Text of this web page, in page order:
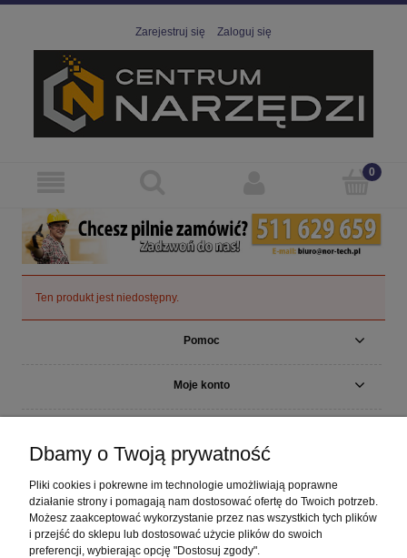
Zarejestruj się Zaloguj się
Ten produkt jest niedostępny.
Pomoc
Moje konto
O nas
Dbamy o Twoją prywatność
Pliki cookies i pokrewne im technologie umożliwiają poprawne
działanie strony i pomagają nam dostosować ofertę do Twoich potrzeb.
Możesz zaakceptować wykorzystanie przez nas wszystkich tych plików
i przejść do sklepu lub dostosować użycie plików do swoich
preferencji, wybierając opcję "Dostosuj zgody".